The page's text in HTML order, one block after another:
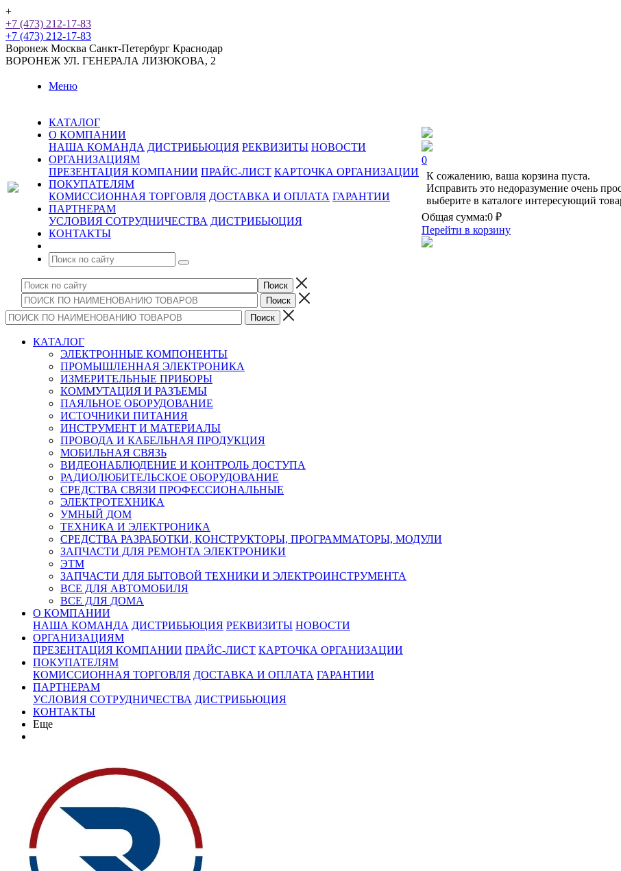
+
+7 (473) 212-17-83
+7 (473) 212-17-83
Воронеж Москва Санкт-Петербург Краснодар
ВОРОНЕЖ УЛ. ГЕНЕРАЛА ЛИЗЮКОВА, 2
Меню
КАТАЛОГ
О КОМПАНИИ
НАША КОМАНДА ДИСТРИБЬЮЦИЯ РЕКВИЗИТЫ НОВОСТИ
ОРГАНИЗАЦИЯМ
ПРЕЗЕНТАЦИЯ КОМПАНИИ ПРАЙС-ЛИСТ КАРТОЧКА ОРГАНИЗАЦИИ
ПОКУПАТЕЛЯМ
КОМИССИОННАЯ ТОРГОВЛЯ ДОСТАВКА И ОПЛАТА ГАРАНТИИ
ПАРТНЕРАМ
УСЛОВИЯ СОТРУДНИЧЕСТВА ДИСТРИБЬЮЦИЯ
КОНТАКТЫ
0
К сожалению, ваша корзина пуста.
Исправить это недоразумение очень
выберите в каталоге интересующий
Общая сумма:0 ₽
Перейти в корзину
КАТАЛОГ
ЭЛЕКТРОННЫЕ КОМПОНЕНТЫ
ПРОМЫШЛЕННАЯ ЭЛЕКТРОНИКА
ИЗМЕРИТЕЛЬНЫЕ ПРИБОРЫ
КОММУТАЦИЯ И РАЗЪЕМЫ
ПАЯЛЬНОЕ ОБОРУДОВАНИЕ
ИСТОЧНИКИ ПИТАНИЯ
ИНСТРУМЕНТ И МАТЕРИАЛЫ
ПРОВОДА И КАБЕЛЬНАЯ ПРОДУКЦИЯ
МОБИЛЬНАЯ СВЯЗЬ
ВИДЕОНАБЛЮДЕНИЕ И КОНТРОЛЬ ДОСТУПА
РАДИОЛЮБИТЕЛЬСКОЕ ОБОРУДОВАНИЕ
СРЕДСТВА СВЯЗИ ПРОФЕССИОНАЛЬНЫЕ
ЭЛЕКТРОТЕХНИКА
УМНЫЙ ДОМ
ТЕХНИКА И ЭЛЕКТРОНИКА
СРЕДСТВА РАЗРАБОТКИ, КОНСТРУКТОРЫ, ПРОГРАММАТОРЫ, МОДУЛИ
ЗАПЧАСТИ ДЛЯ РЕМОНТА ЭЛЕКТРОНИКИ
ЭТМ
ЗАПЧАСТИ ДЛЯ БЫТОВОЙ ТЕХНИКИ И ЭЛЕКТРОИНСТРУМЕНТА
ВСЕ ДЛЯ АВТОМОБИЛЯ
ВСЕ ДЛЯ ДОМА
О КОМПАНИИ
НАША КОМАНДА ДИСТРИБЬЮЦИЯ РЕКВИЗИТЫ НОВОСТИ
ОРГАНИЗАЦИЯМ
ПРЕЗЕНТАЦИЯ КОМПАНИИ ПРАЙС-ЛИСТ КАРТОЧКА ОРГАНИЗАЦИИ
ПОКУПАТЕЛЯМ
КОМИССИОННАЯ ТОРГОВЛЯ ДОСТАВКА И ОПЛАТА ГАРАНТИИ
ПАРТНЕРАМ
УСЛОВИЯ СОТРУДНИЧЕСТВА ДИСТРИБЬЮЦИЯ
КОНТАКТЫ
Еще